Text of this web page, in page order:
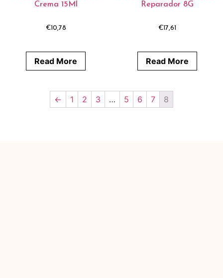
Crema 15Ml
€10,78
Read More
Reparador 8G
€17,61
Read More
← 1 2 3 … 5 6 7 8